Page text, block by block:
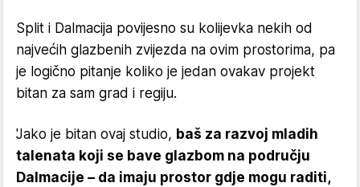
Split i Dalmacija povijesno su kolijevka nekih od
najvećih glazbenih zvijezda na ovim prostorima, pa
je logično pitanje koliko je jedan ovakav projekt
bitan za sam grad i regiju.
'Jako je bitan ovaj studio, baš za razvoj mladih
talenata koji se bave glazbom na području
Dalmacije – da imaju prostor gdje mogu raditi,